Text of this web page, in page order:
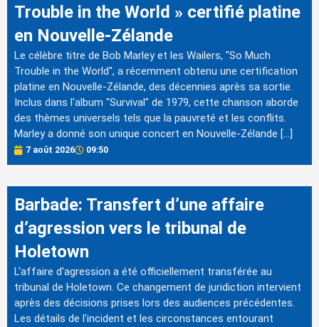
Trouble in the World » certifié platine
en Nouvelle-Zélande
Le célèbre titre de Bob Marley et les Wailers, "So Much
Trouble in the World", a récemment obtenu une certification
platine en Nouvelle-Zélande, des décennies après sa sortie.
Inclus dans l'album "Survival" de 1979, cette chanson aborde
des thèmes universels tels que la pauvreté et les conflits.
Marley a donné son unique concert en Nouvelle-Zélande […]
7 août 2026 09:50
Barbade: Transfert d’une affaire
d’agression vers le tribunal de
Holetown
L'affaire d'agression a été officiellement transférée au
tribunal de Holetown. Ce changement de juridiction intervient
après des décisions prises lors des audiences précédentes.
Les détails de l'incident et les circonstances entourant